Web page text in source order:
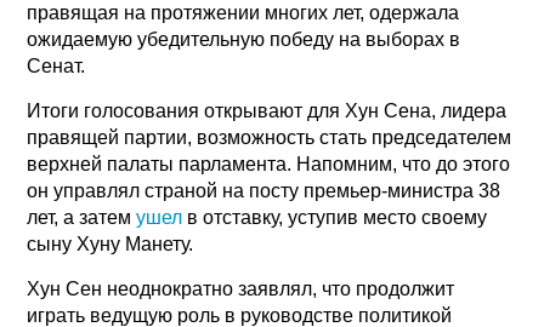
правящая на протяжении многих лет, одержала
ожидаемую убедительную победу на выборах в
Сенат.
Итоги голосования открывают для Хун Сена, лидера
правящей партии, возможность стать председателем
верхней палаты парламента. Напомним, что до этого
он управлял страной на посту премьер-министра 38
лет, а затемушел в отставку, уступив место своему
сыну Хуну Манету.
Хун Сен неоднократно заявлял, что продолжит
играть ведущую роль в руководстве политикой